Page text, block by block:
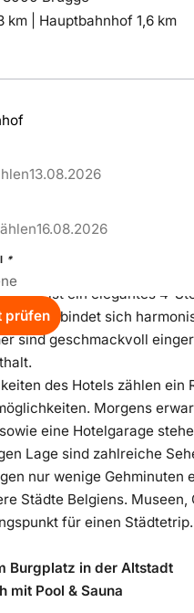
km | Entfernung
Hauptbahnhof 1,6 km
13.08.2026
16.08.2026
*
prüfen
Reisepakete
ist ein elegantes 4-
verbindet sich
sind geschmackvoll
des Hotels zählen
Morgens
eine Hotelgarage
Lage sind zahlreiche
nur wenige
Städte Belgiens.
für einen Städtetrip.
Burgplatz in der Altstadt
mit Pool & Sauna